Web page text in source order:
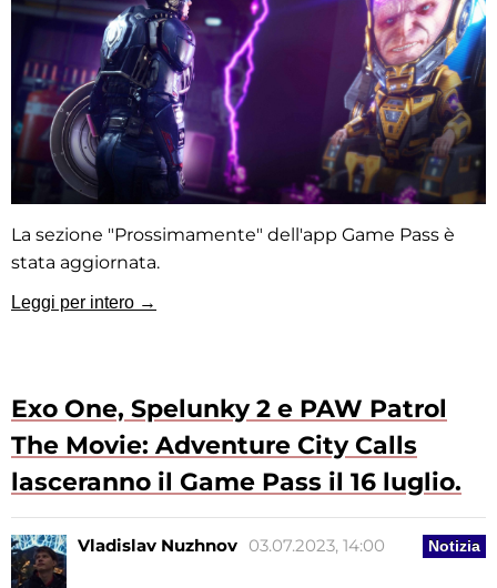
La sezione "Prossimamente" dell'app Game Pass è
stata aggiornata.
Leggi per intero →
Exo One, Spelunky 2 e PAW Patrol
The Movie: Adventure City Calls
lasceranno il Game Pass il 16 luglio.
Notizia
Vladislav Nuzhnov 03.07.2023, 14:00